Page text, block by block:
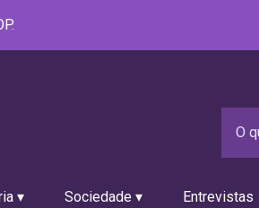
▾ Sociedade ▾ Entrevistas